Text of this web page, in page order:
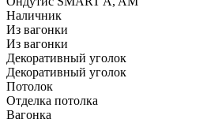
Наличник
Из вагонки
Из вагонки
Декоративный уголок
Декоративный уголок
Потолок
Отделка потолка
Вагонка